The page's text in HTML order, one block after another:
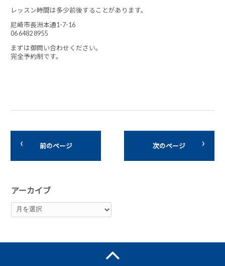
レッスン時間は多少前後することがあります。
尼崎市長洲本通1-7-16
06 6482 8955
まずは御問い合わせください。
完全予約制です。
前のページ 次のページ
アーカイブ